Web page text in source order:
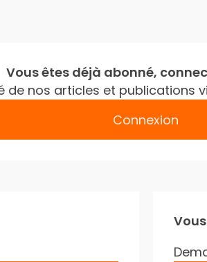
Vous êtes déjà abonné,
de nos articles et publications
Connexion